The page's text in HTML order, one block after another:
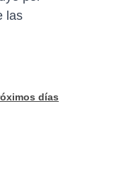
las
días